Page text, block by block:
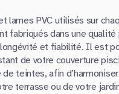
lames PVC utilisés sur
fabriqués dans une
et fiabilité. Il est
de votre couverture
teintes, afin
terrasse ou de votre